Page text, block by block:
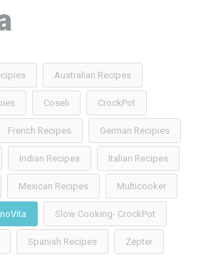
Australian Recipes
Coseli CrockPot
French Recipes German Recipies
Indian Recipes Italian Recipes
Mexican Recipes Multicooker
Slow Cooking- CrockPot
Spanish Recipes Zepter